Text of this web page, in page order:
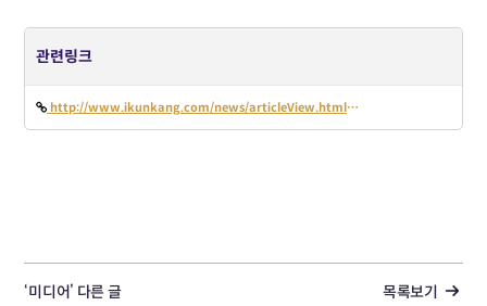
관련링크
http://www.ikunkang.com/news/articleView.html?idxno=39083
‘미디어’ 다른 글 목록보기